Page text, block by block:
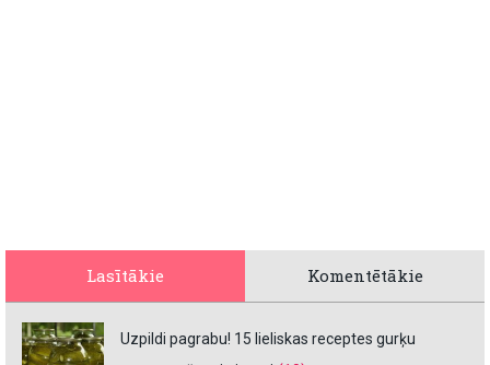
Lasītākie Komentētākie
Uzpildi pagrabu! 15 lieliskas receptes gurķu